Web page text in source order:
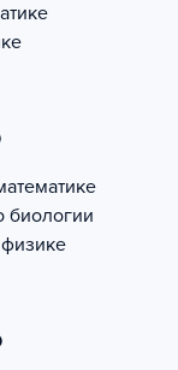
биологии